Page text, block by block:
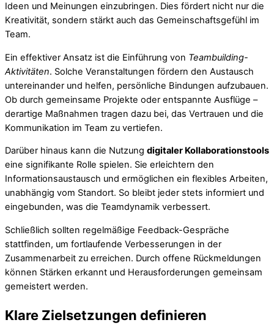
Ideen und Meinungen einzubringen. Dies fördert nicht nur die
Kreativität, sondern stärkt auch das Gemeinschaftsgefühl im
Team.
Ein effektiver Ansatz ist die Einführung von Teambuilding-
Aktivitäten. Solche Veranstaltungen fördern den Austausch
untereinander und helfen, persönliche Bindungen aufzubauen.
Ob durch gemeinsame Projekte oder entspannte Ausflüge –
derartige Maßnahmen tragen dazu bei, das Vertrauen und die
Kommunikation im Team zu vertiefen.
Darüber hinaus kann die Nutzung digitaler Kollaborationstools
eine signifikante Rolle spielen. Sie erleichtern den
Informationsaustausch und ermöglichen ein flexibles Arbeiten,
unabhängig vom Standort. So bleibt jeder stets informiert und
eingebunden, was die Teamdynamik verbessert.
Schließlich sollten regelmäßige Feedback-Gespräche
stattfinden, um fortlaufende Verbesserungen in der
Zusammenarbeit zu erreichen. Durch offene Rückmeldungen
können Stärken erkannt und Herausforderungen gemeinsam
gemeistert werden.
Klare Zielsetzungen definieren